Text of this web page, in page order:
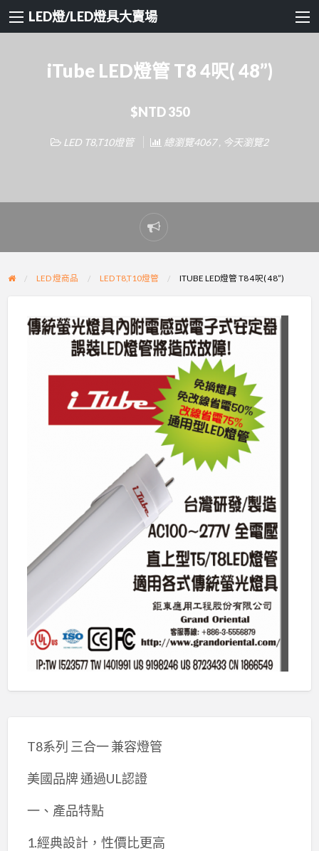
LED燈/LED燈具大賣場
iTube LED燈管 T8 4呎( 48”)
$NTD 350
LED T8,T10燈管 總瀏覽4067 , 今天瀏覽2
Report
problem
LED 燈商品 LED T8,T10燈管 ITUBE LED燈管 T8 4呎( 48”)
T8系列 三合一 兼容燈管
美國品牌 通過UL認證
一、產品特點
1.經典設計，性價比更高